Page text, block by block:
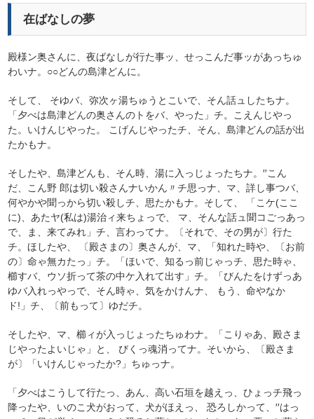
在ばなしの夢
殿様ン奥さんに、夜ばなしが行た事ッ、せっこんだ事ッがあっちゅ
わいナ。○○どんの島津どんに。
そして、 そゆバ、弥次ヶ湯ちゅうとこいで、そん話ュしたちナ。
「夕べは島津どんの奥さんのトをバ、やった」チ。こえんじやっ
た。いけんじやった。 こげんじやったチ、そん、島津どんの話が出
たかもナ。
そしたや、島津どんも、そん時、湯に入っじょったちナ。′′こん
だ、こん野 郎は切い殺さんナいかん〃チ思っナ、マ、詳し事つバ、
何やかや聞っから切い殺しチ、思たかもナ。そして、 「こケ(ここ
に)、あたヤ(私は)湯治ィ来ちょっで、 マ、そんな話ュ聞コごっあっ
で、ま、来てみれ」チ、言わってナ。〔それで、その男が〕行た
チ。ほしたや、 〔殿さまの〕奥さんが、マ、「知れた時や、〔お前
の〕命ゃ無カたっ」チ。「ほいで、知るっ前じゃっチ、思た時ゃ、
櫛すバ、ウソ折って茶の中ケ入れて出す」チ。「びんたをけずっあ
ゆバ入れっやっで、そん時ゃ、気をかけんナ、 もう、命やなか
ド!」チ、〔前もって〕ゆだチ。
そしたや、マ、櫛ィが入っじょったちゅわナ。「こりゃあ、殿さま
じやったよいじゃ」と、 びくっ魂消ってナ。そいから、〔殿さま
が〕「いけんじゃったか?」ちゅっナ。
「夕べはこうして行たっ、あん、高い石垣を越えっ、ひょっチ飛っ
降ったや、いのこ犬がおって、犬がほえっ、 恐ろしかって、′′はっ